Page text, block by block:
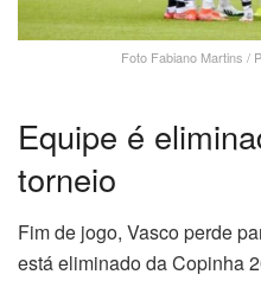
Foto Fabiano Martins /
Equipe é
torneio
Fim de jogo, Vasco perde
está eliminado da Copinha